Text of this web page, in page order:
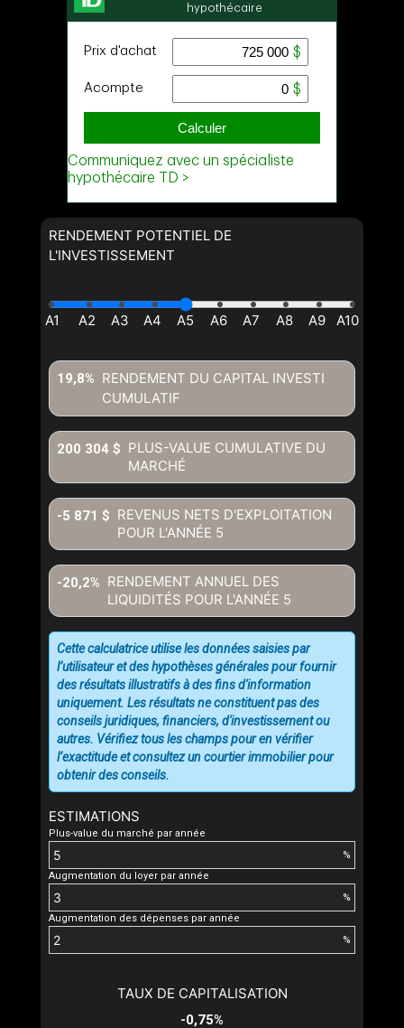
RENDEMENT POTENTIEL DE
L'INVESTISSEMENT
RENDEMENT DU CAPITAL INVESTI
CUMULATIF
19,8%
PLUS-VALUE CUMULATIVE DU
MARCHÉ
200 304 $
REVENUS NETS D'EXPLOITATION
POUR L'ANNÉE 5
-5 871 $
RENDEMENT ANNUEL DES
LIQUIDITÉS POUR L'ANNÉE 5
-20,2%
ESTIMATIONS
Plus-value du marché par année
%
Augmentation du loyer par année
%
Augmentation des dépenses par année
%
Cette calculatrice utilise les données saisies par
l’utilisateur et des hypothèses générales pour fournir
des résultats illustratifs à des fins d'information
uniquement. Les résultats ne constituent pas des
conseils juridiques, financiers, d'investissement ou
autres. Vérifiez tous les champs pour en vérifier
l’exactitude et consultez un courtier immobilier pour
obtenir des conseils.
TAUX DE CAPITALISATION
-0,75%